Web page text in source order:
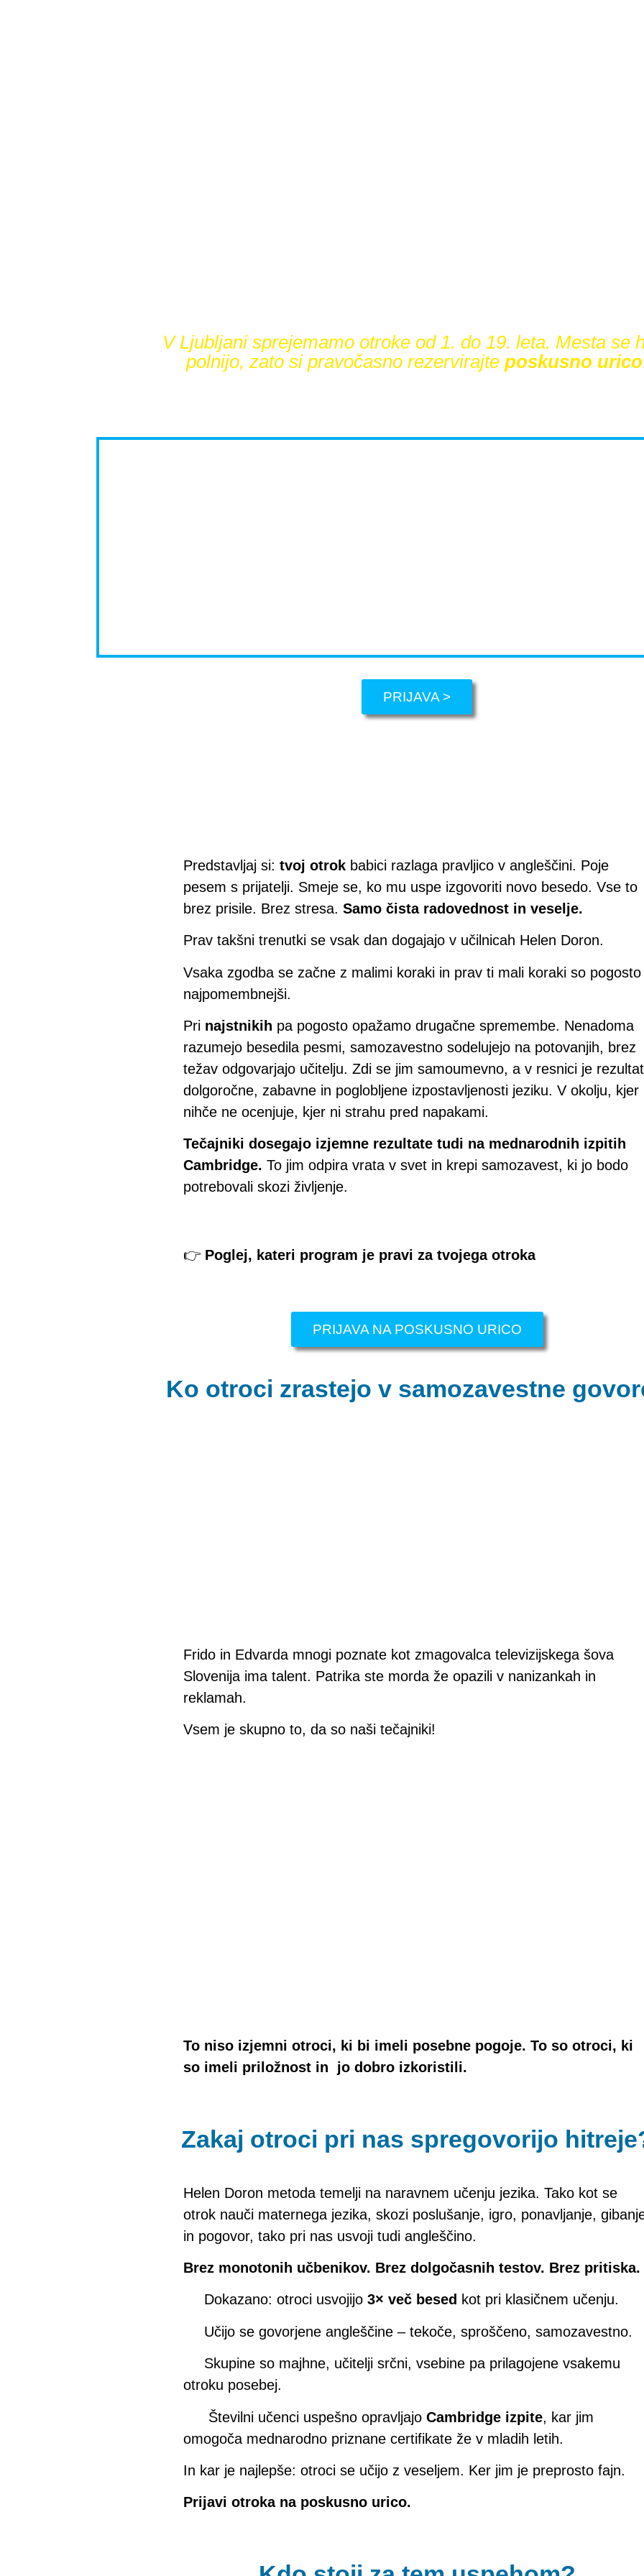
V Ljubljani sprejemamo otroke od 1. do 19. leta. Mesta se
polnijo, zato si pravočasno rezervirajte poskusno urico
PRIJAVA >
Predstavljaj si: tvoj otrok babici razlaga pravljico v angleščini. Poje
pesem s prijatelji. Smeje se, ko mu uspe izgovoriti novo besedo. Vse to
brez prisile. Brez stresa. Samo čista radovednost in veselje.
Prav takšni trenutki se vsak dan dogajajo v učilnicah Helen Doron.
Vsaka zgodba se začne z malimi koraki in prav ti mali koraki so pogosto
najpomembnejši.
Pri najstnikih pa pogosto opažamo drugačne spremembe. Nenadoma
razumejo besedila pesmi, samozavestno sodelujejo na potovanjih, brez
težav odgovarjajo učitelju. Zdi se jim samoumevno, a v resnici je rezultat
dolgoročne, zabavne in poglobljene izpostavljenosti jeziku. V okolju, kjer
nihče ne ocenjuje, kjer ni strahu pred napakami.
Tečajniki dosegajo izjemne rezultate tudi na mednarodnih izpitih
Cambridge. To jim odpira vrata v svet in krepi samozavest, ki jo bodo
potrebovali skozi življenje.
👉 Poglej, kateri program je pravi za tvojega otroka
PRIJAVA NA POSKUSNO URICO
Ko otroci zrastejo v samozavestne
Frido in Edvarda mnogi poznate kot zmagovalca televizijskega šova
Slovenija ima talent. Patrika ste morda že opazili v nanizankah in
reklamah.
Vsem je skupno to, da so naši tečajniki!
To niso izjemni otroci, ki bi imeli posebne pogoje. To so otroci, ki
so imeli priložnost in jo dobro izkoristili.
Zakaj otroci pri nas spregovorijo
Helen Doron metoda temelji na naravnem učenju jezika. Tako kot se
otrok nauči maternega jezika, skozi poslušanje, igro, ponavljanje,
in pogovor, tako pri nas usvoji tudi angleščino.
Brez monotonih učbenikov. Brez dolgočasnih testov. Brez pritiska.
Dokazano: otroci usvojijo 3× več besed kot pri klasičnem učenju.
Učijo se govorjene angleščine – tekoče, sproščeno, samozavestno.
Skupine so majhne, učitelji srčni, vsebine pa prilagojene vsakemu
otroku posebej.
Številni učenci uspešno opravljajo Cambridge izpite, kar jim
omogoča mednarodno priznane certifikate že v mladih letih.
In kar je najlepše: otroci se učijo z veseljem. Ker jim je preprosto fajn.
Prijavi otroka na poskusno urico.